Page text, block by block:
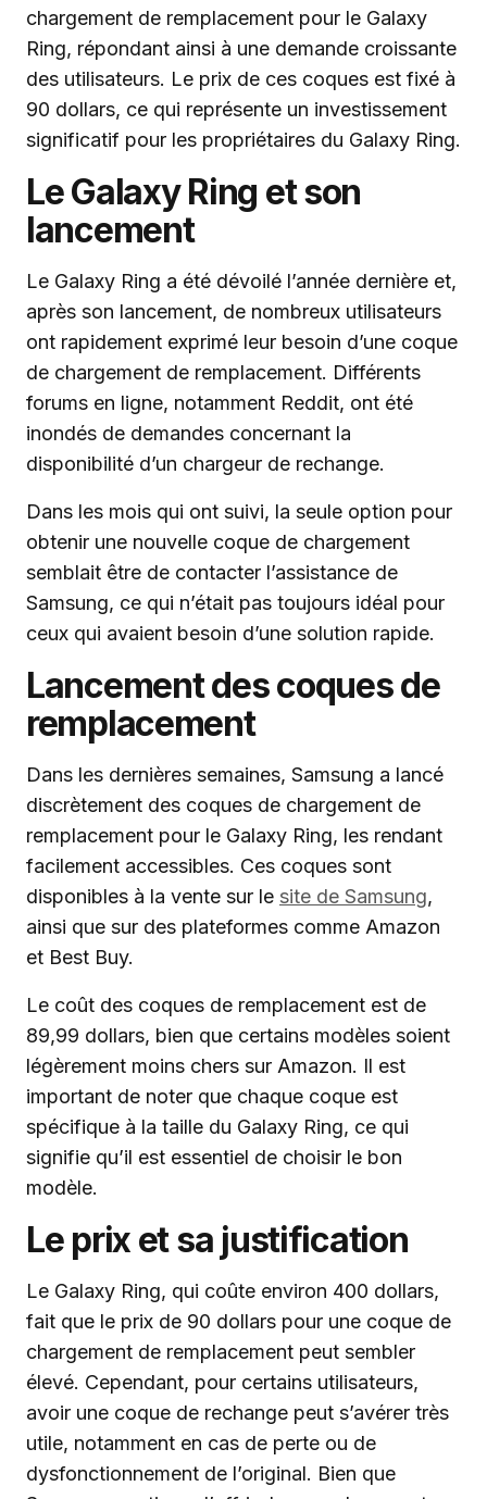
chargement de remplacement pour le Galaxy
Ring, répondant ainsi à une demande croissante
des utilisateurs. Le prix de ces coques est fixé à
90 dollars, ce qui représente un investissement
significatif pour les propriétaires du Galaxy Ring.
Le Galaxy Ring et son
lancement
Le Galaxy Ring a été dévoilé l’année dernière et,
après son lancement, de nombreux utilisateurs
ont rapidement exprimé leur besoin d’une coque
de chargement de remplacement. Différents
forums en ligne, notamment Reddit, ont été
inondés de demandes concernant la
disponibilité d’un chargeur de rechange.
Dans les mois qui ont suivi, la seule option pour
obtenir une nouvelle coque de chargement
semblait être de contacter l’assistance de
Samsung, ce qui n’était pas toujours idéal pour
ceux qui avaient besoin d’une solution rapide.
Lancement des coques de
remplacement
Dans les dernières semaines, Samsung a lancé
discrètement des coques de chargement de
remplacement pour le Galaxy Ring, les rendant
facilement accessibles. Ces coques sont
disponibles à la vente sur le site de Samsung,
ainsi que sur des plateformes comme Amazon
et Best Buy.
Le coût des coques de remplacement est de
89,99 dollars, bien que certains modèles soient
légèrement moins chers sur Amazon. Il est
important de noter que chaque coque est
spécifique à la taille du Galaxy Ring, ce qui
signifie qu’il est essentiel de choisir le bon
modèle.
Le prix et sa justification
Le Galaxy Ring, qui coûte environ 400 dollars,
fait que le prix de 90 dollars pour une coque de
chargement de remplacement peut sembler
élevé. Cependant, pour certains utilisateurs,
avoir une coque de rechange peut s’avérer très
utile, notamment en cas de perte ou de
dysfonctionnement de l’original. Bien que